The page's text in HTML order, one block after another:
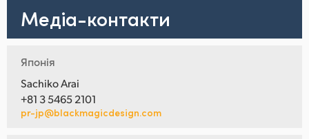
Медіа-контакти
Японія
Sachiko Arai
+81 3 5465 2101
pr-jp@blackmagicdesign.com